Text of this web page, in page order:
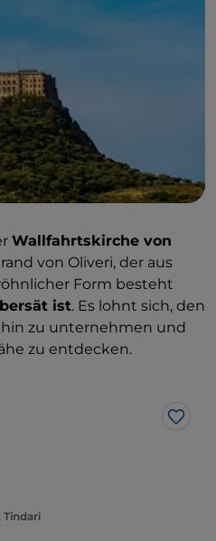
Wallfahrtskirche von
von Oliveri, der aus
Form besteht
ist. Es lohnt sich, den
zu unternehmen und
zu entdecken.
Like
Tindari